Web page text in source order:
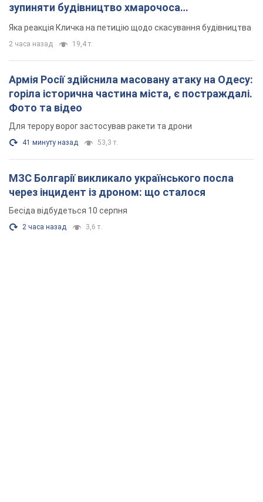
зупиняти будівництво хмарочоса
"московського вірянина"
Яка реакція Кличка на петицію щодо скасування будівництва
2 часа назад 19,4 т.
Армія Росії здійснила масовану атаку на Одесу:
горіла історична частина міста, є постраждалі.
Фото та відео
Для терору ворог застосував ракети та дрони
41 минуту назад 53,3 т.
МЗС Болгарії викликало українського посла
через інцидент із дроном: що сталося
Бесіда відбудеться 10 серпня
2 часа назад 3,6 т.